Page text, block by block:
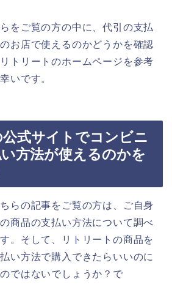
をご覧の方の中に、代引の支払
お店で使えるのかどうかを確認
トリートのホームページを参考
いです。
式サイトでコンビニ
方法が使えるのかを
らの記事をご覧の方は、ご自身
商品の支払い方法について調べ
。そして、リトリートの商品を
い方法で購入できたらいいのに
ではないでしょうか？で